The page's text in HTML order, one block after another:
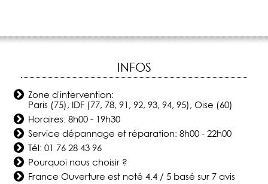
INFOS
Zone d'intervention:
Paris (75), IDF (77, 78, 91, 92, 93, 94, 95), Oise (60)
Horaires: 8h00 - 19h30
Service dépannage et réparation: 8h00 - 22h00
Tél:01 76 28 43 96
Pourquoi nous choisir ?
France Ouverture est noté4.4 /5 basé sur 7avis